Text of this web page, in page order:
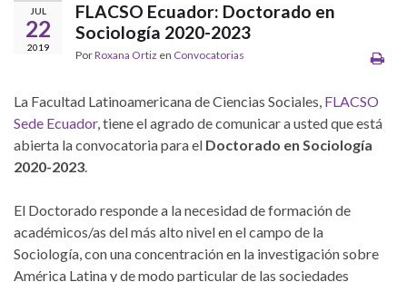
JUL
22
2019
FLACSO Ecuador: Doctorado en
Sociología 2020-2023
PorRoxana Ortiz en Convocatorias
La Facultad Latinoamericana de Ciencias Sociales, FLACSO
Sede Ecuador, tiene el agrado de comunicar a usted que está
abierta la convocatoria para el Doctorado en Sociología
2020-2023.
El Doctorado responde a la necesidad de formación de
académicos/as del más alto nivel en el campo de la
Sociología, con una concentración en la investigación sobre
América Latina y de modo particular de las sociedades